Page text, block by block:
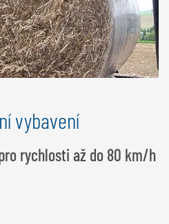
vybavení
rychlosti až do 80 km/h